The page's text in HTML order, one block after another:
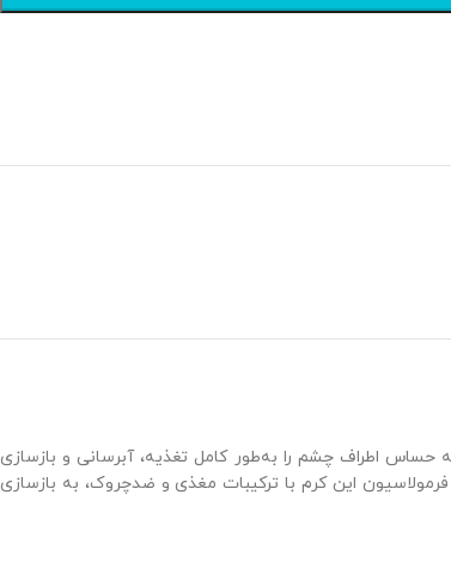
اطراف چشم را به‌طور کامل تغذیه، آبرسانی و بازسازی
این کرم با ترکیبات مغذی و ضدچروک، به بازسازی